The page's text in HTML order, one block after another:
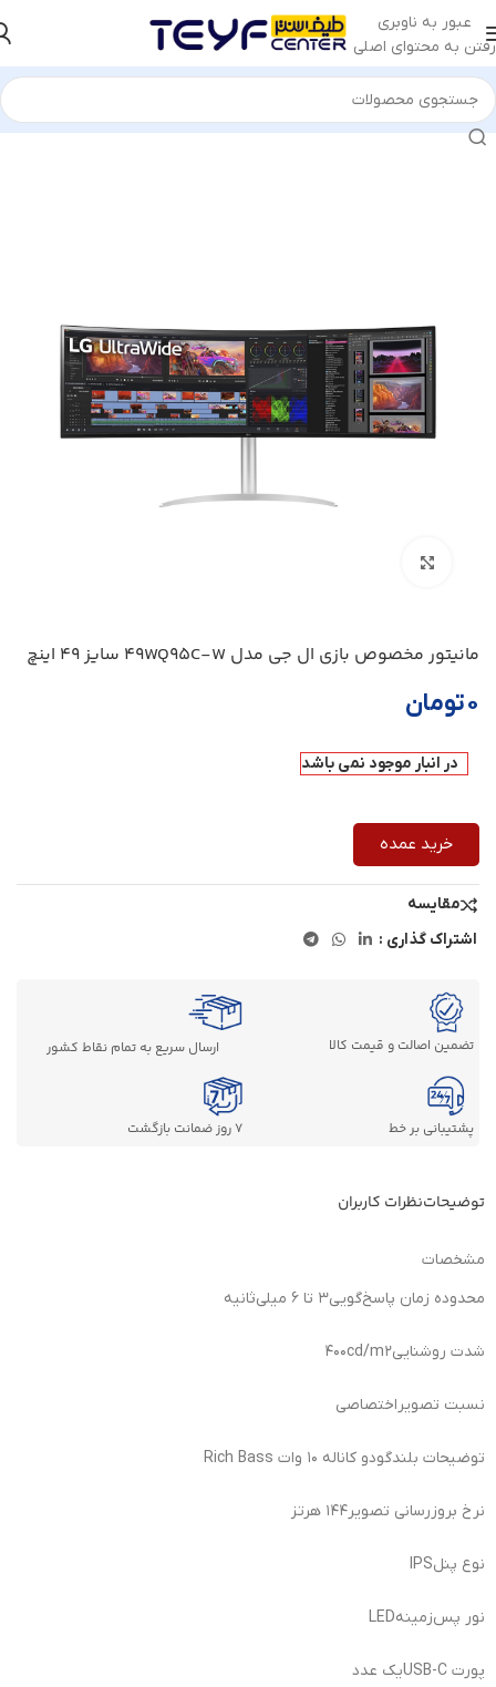
عبور به ناوبری
رفتن به محتوای اصلی
خانه/قطعات کامپیوتر/مانیتور/مانیتور الجی
مانیتور مخصوص بازی ال جی مدل 49WQ95C-W سایز 49 اینچ
۰تومان
در انبار موجود نمی باشد
خرید عمده
مقایسه
اشتراک گذاری :
تضمین اصالت و قیمت کالا ارسال سریع به تمام نقاط کشور
پشتیبانی بر خط 7 روز ضمانت بازگشت
توضیحاتنظرات کاربران
مشخصات
محدوده زمان پاسخ‌گویی۳ تا ۶ میلی‌ثانیه
شدت روشنایی۴۰۰cd/m۲
نسبت تصویراختصاصی
توضیحات بلندگودو کاناله ۱۰ وات Rich Bass
نرخ بروزرسانی تصویر۱۴۴ هرتز
نوع پنلIPS
نور پس‌زمینهLED
پورت USB-C یک عدد